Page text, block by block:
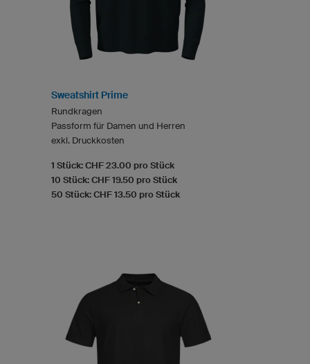
Sweatshirt Prime
Rundkragen
Passform für Damen und Herren
exkl. Druckkosten
1 Stück: CHF 23.00 pro Stück
10 Stück: CHF 19.50 pro Stück
50 Stück: CHF 13.50 pro Stück